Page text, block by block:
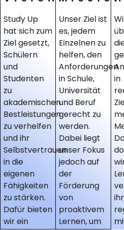
Study Up
hat sich zum
Ziel gesetzt,
Schülern
und
Studenten
zu
akademischen
Bestleistungen
zu verhelfen
und ihr
Selbstvertrauen
in die
eigenen
Fähigkeiten
zu stärken.
Dafür bieten
wir ein
Unser Ziel ist
es, jedem
Einzelnen zu
helfen, den
Anforderungen
in Schule,
Universität
und Beruf
gerecht zu
werden.
Dabei liegt
unser Fokus
jedoch auf
der
Förderung
von
proaktivem
Lernen, um
in